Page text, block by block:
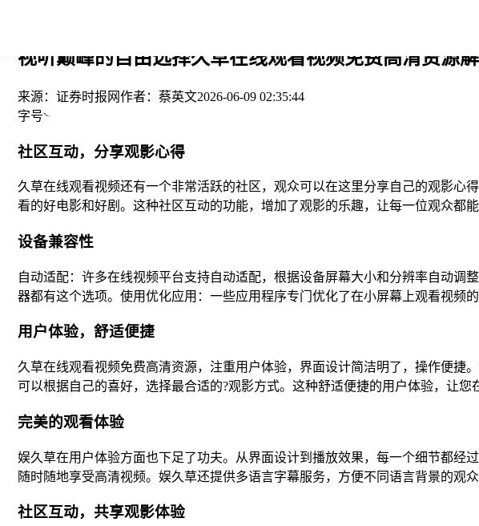
视听巅峰的自由选择久草在线观看视频免费高清资源
来源： 证券时报网作者： 蔡英文2026-06-09 02:35:44
字号
社区互动，分享观影心得
久草在线观看视频还有一个非常活跃的社区，观众可以在这里分享自己的观影
看的好电影和好剧。这种社区互动的功能，增加了观影的乐趣，让每一位观众都
设备兼容性
自动适配：许多在线视频平台支持自动适配，根据设备屏幕大小和分辨率自动
器都有这个选项。使用优化应用：一些应用程序专门优化了在小屏幕上观看视频
用户体验，舒适便捷
久草在线观看视频免费高清资源，注重用户体验，界面设计简洁明了，操作便捷
可以根据自己的喜好，选择最合适的?观影方式。这种舒适便捷的用户体验，让您
完美的观看体验
娱久草在用户体验方面也下足了功夫。从界面设计到播放效果，每一个细节都经
随时随地享受高清视频。娱久草还提供多语言字幕服务，方便不同语言背景的观
社区互动，共享观影体验